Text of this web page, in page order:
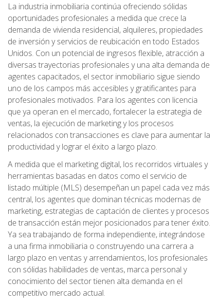
La industria inmobiliaria continúa ofreciendo sólidas
oportunidades profesionales a medida que crece la
demanda de vivienda residencial, alquileres, propiedades
de inversión y servicios de reubicación en todo Estados
Unidos. Con un potencial de ingresos flexible, atracción a
diversas trayectorias profesionales y una alta demanda de
agentes capacitados, el sector inmobiliario sigue siendo
uno de los campos más accesibles y gratificantes para
profesionales motivados. Para los agentes con licencia
que ya operan en el mercado, fortalecer la estrategia de
ventas, la ejecución de marketing y los procesos
relacionados con transacciones es clave para aumentar la
productividad y lograr el éxito a largo plazo.
A medida que el marketing digital, los recorridos virtuales y
herramientas basadas en datos como el servicio de
listado múltiple (MLS) desempeñan un papel cada vez más
central, los agentes que dominan técnicas modernas de
marketing, estrategias de captación de clientes y procesos
de transacción están mejor posicionados para tener éxito.
Ya sea trabajando de forma independiente, integrándose
a una firma inmobiliaria o construyendo una carrera a
largo plazo en ventas y arrendamientos, los profesionales
con sólidas habilidades de ventas, marca personal y
conocimiento del sector tienen alta demanda en el
competitivo mercado actual.